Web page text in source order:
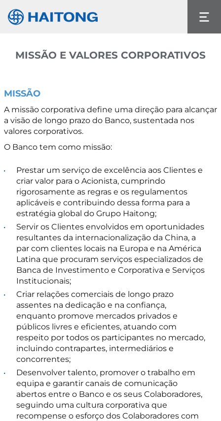
O conteúdo atual não existe no idioma que
selecionou.
MISSÃO E VALORES CORPORATIVOS
MISSÃO
A missão corporativa define uma direção para alcançar
a visão de longo prazo do Banco, sustentada nos
valores corporativos.
O Banco tem como missão:
Prestar um serviço de excelência aos Clientes e
criar valor para o Acionista, cumprindo
rigorosamente as regras e os regulamentos
aplicáveis e contribuindo dessa forma para a
estratégia global do Grupo Haitong;
Servir os Clientes envolvidos em oportunidades
resultantes da internacionalização da China, a
par com clientes locais na Europa e na América
Latina que procuram serviços especializados de
Banca de Investimento e Corporativa e Serviços
Institucionais;
Criar relações comerciais de longo prazo
assentes na dedicação e na confiança,
enquanto promove mercados privados e
públicos livres e eficientes, atuando com
respeito por todos os participantes no mercado,
incluindo contrapartes, intermediários e
concorrentes;
Desenvolver talento, promover o trabalho em
equipa e garantir canais de comunicação
abertos entre o Banco e os seus Colaboradores,
seguindo uma cultura corporativa que
recompense o esforço dos Colaboradores com